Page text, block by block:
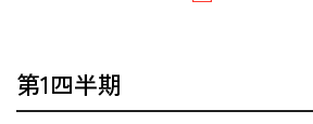
第1四半期